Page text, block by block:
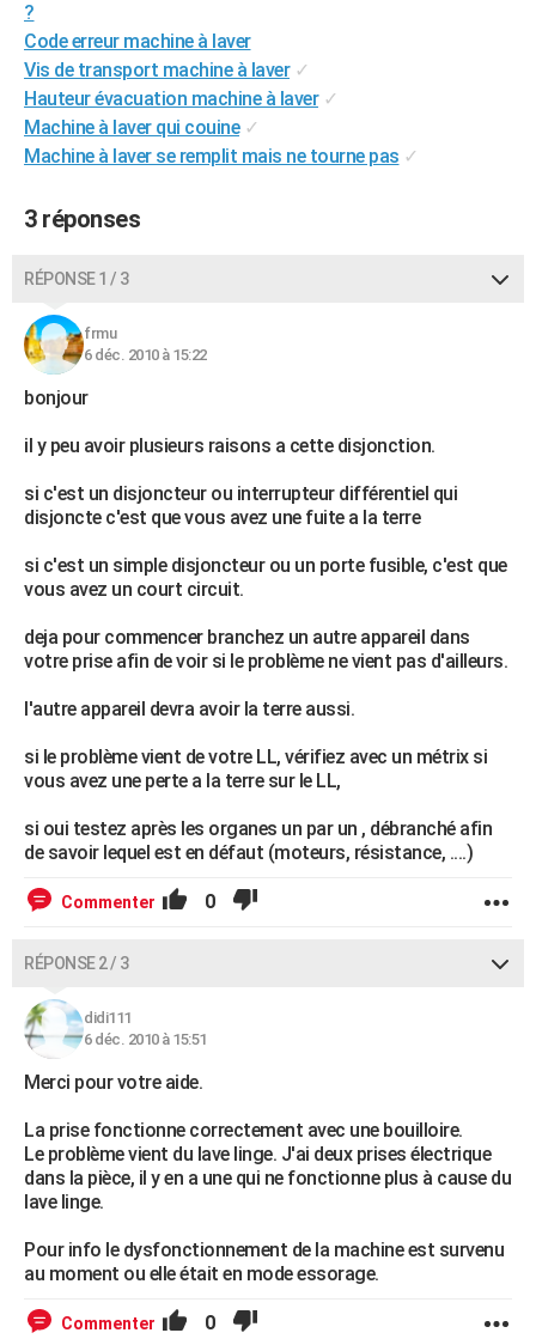
BONS PLANS
CARTE DE VOEUX
Carte de Noël
Carte Bonne année
Carte Saint-Valentin
Carte Pâques
Carte d'anniversaire
DICTIONNAIRE
Dictionnaire
Biographies
Citations
Expressions
Proverbes
COPAINS D'AVANT
S'inscrire
Se connecter
Lycées
Collèges
Primaires
Universités
Entreprises
Service militaire
Avis de recherche
AVIS DE DÉCÈS
FORUM
Bricolage
Lifestyle
Culture
Sport
Auto
Television
Voyage
Cinema
?
Code erreur machine à laver
Vis de transport machine à laver ✓
Hauteur évacuation machine à laver ✓
Machine à laver qui couine ✓
Machine à laver se remplit mais ne tourne pas ✓
3 réponses
RÉPONSE 1 / 3
frmu
6 déc. 2010 à 15:22
bonjour
il y peu avoir plusieurs raisons a cette disjonction.
si c'est un disjoncteur ou interrupteur différentiel qui
disjoncte c'est que vous avez une fuite a la terre
si c'est un simple disjoncteur ou un porte fusible, c'est que
vous avez un court circuit.
deja pour commencer branchez un autre appareil dans
votre prise afin de voir si le problème ne vient pas d'ailleurs.
l'autre appareil devra avoir la terre aussi.
si le problème vient de votre LL, vérifiez avec un métrix si
vous avez une perte a la terre sur le LL,
si oui testez après les organes un par un , débranché afin
de savoir lequel est en défaut (moteurs, résistance, ....)
Commenter 0
RÉPONSE 2 / 3
didi111
6 déc. 2010 à 15:51
Merci pour votre aide.
La prise fonctionne correctement avec une bouilloire.
Le problème vient du lave linge. J'ai deux prises électrique
dans la pièce, il y en a une qui ne fonctionne plus à cause du
lave linge.
Pour info le dysfonctionnement de la machine est survenu
au moment ou elle était en mode essorage.
Commenter 0